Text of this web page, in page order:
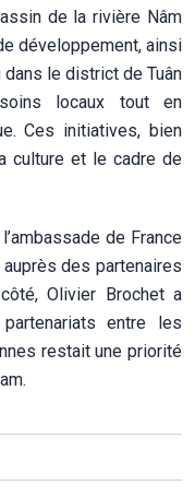
de la rivière Nâm
développement, ainsi
dans le district de Tuân
locaux tout en
Ces initiatives, bien
culture et le cadre de
de France
des partenaires
Olivier Brochet a
entre les
restait une priorité